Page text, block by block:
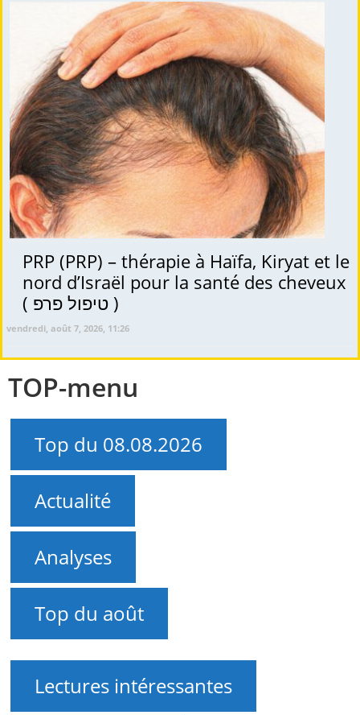
PRP (PRP) – thérapie à Haïfa, Kiryat et le
nord d’Israël pour la santé des cheveux
( טיפול פרפ )
vendredi, août 7, 2026, 11:26
TOP-menu
Top du 08.08.2026
Actualité
Analyses
Top du août
Lectures intéressantes